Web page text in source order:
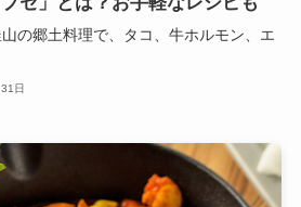
の郷土料理で、タコ、牛ホルモン、エ
日